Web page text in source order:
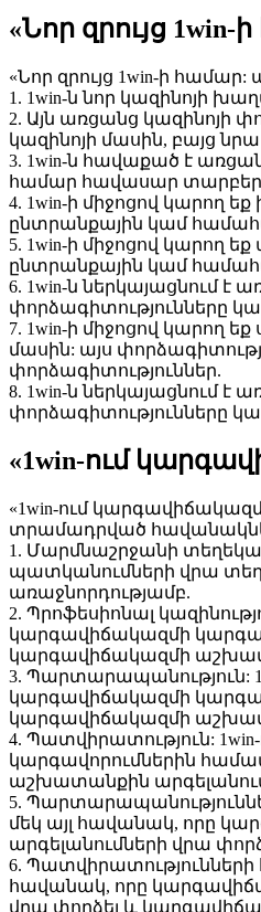
«Նոր զրույց
«Նոր զրույց 1win-ի
1. 1win-ն նոր կազինոյի
2. Այն առցանց կազինոյի
կազինոյի մասին, բայց
3. 1win-ն հավաքած է
համար հավասար
4. 1win-ի միջոցով կարող
ընտրանքային կամ
5. 1win-ի միջոցով կարող
ընտրանքային կամ
6. 1win-ն ներկայացնում է
փորձագիտությունները
7. 1win-ի միջոցով կարող
մասին: այս
փորձագիտություններ.
8. 1win-ն ներկայացնում է
փորձագիտությունները
«1win-ում
«1win-ում
տրամադրված
1. Մարմնաշրջանի
պատկանումների վրա
առաջնորդությամբ.
2. Պրոֆեսիոնալ
կարգավիճակազմի
կարգավիճակազմի
3. Պարտարապանություն:
կարգավիճակազմի
կարգավիճակազմի
4. Պատվիրատություն:
կարգավորումներին
աշխատանքին
5.
մեկ այլ հավանակ, որը
արգելանումների վրա
6.
հավանակ, որը
վրա փորձել և